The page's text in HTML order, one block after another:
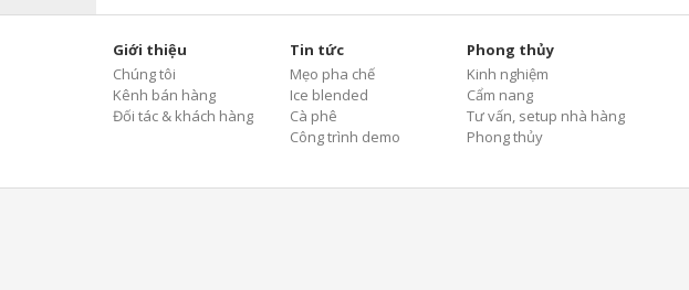
Giới thiệu
Chúng tôi
Kênh bán hàng
Đối tác & khách hàng
Tin tức
Mẹo pha chế
Ice blended
Cà phê
Công trình demo
Phong thủy
Kinh nghiệm
Cẩm nang
Tư vấn, setup nhà hàng
Phong thủy